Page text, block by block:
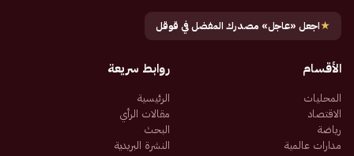
★اجعل «عاجل» مصدرك المفضل في قوقل
الأقسام
المحليات
الاقتصاد
رياضة
مدارات عالمية
روابط سريعة
الرئيسية
مقالات الرأي
البحث
النشرة البريدية